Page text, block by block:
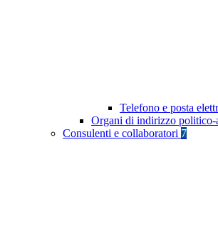
Telefono e posta
Organi di indirizzo politico-
Consulenti e collaboratori 7